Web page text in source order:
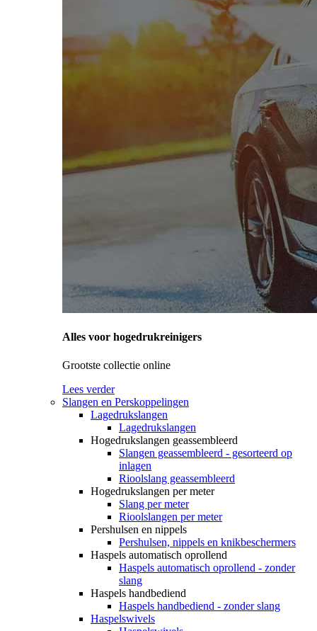
Alles voor hogedrukreinigers
Grootste collectie online
Lees verder
Slangen en Perskoppelingen
Lagedrukslangen
Lagedrukslangen
Hogedrukslangen geassembleerd
Slangen geassembleerd - gesorteerd op
inlagen
Rioolslang geassembleerd
Hogedrukslangen per meter
Slang per meter
Rioolslangen per meter
Pershulsen en nippels
Pershulsen, nippels en knikbeschermers
Haspels automatisch oprollend
Haspels automatisch oprollend - zonder
slang
Haspels handbediend
Haspels handbediend - zonder slang
Haspelswivels